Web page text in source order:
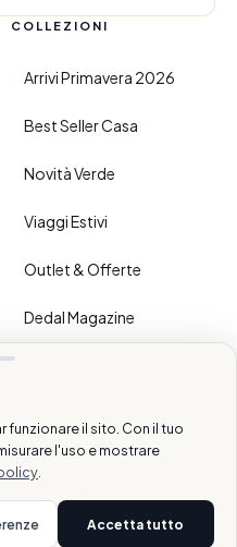
COLLEZIONI
Arrivi Primavera 2026
Best Seller Casa
Novità Verde
Viaggi Estivi
Outlet & Offerte
Dedal Magazine
sicuri
Disclaimer
il sito. Con il tuo
l'uso e mostrare
Accetta tutto